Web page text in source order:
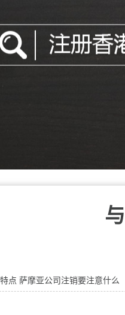
与
点 萨摩亚公司注销要注意什么